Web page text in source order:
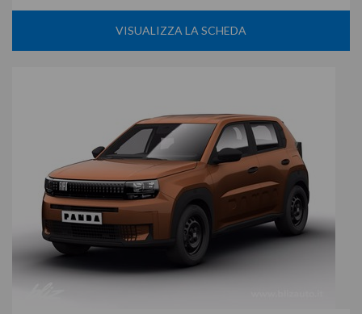
VISUALIZZA LA SCHEDA